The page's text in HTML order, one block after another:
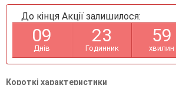
До кінця Акції залишилося:
09
Днів
23
Годинник
59
хвилин
Короткі характеристики